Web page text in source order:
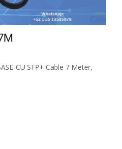
CU SFP+ Cable 7 Meter,